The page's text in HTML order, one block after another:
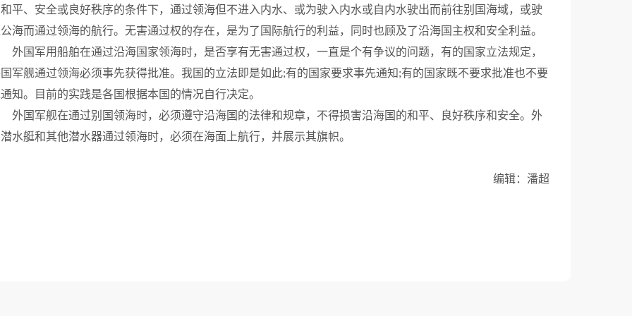
平、安全或良好秩序的条件下，通过领海但不进入内水、或为驶入内水或自内水驶出而前往别国海域，或驶
海而通过领海的航行。无害通过权的存在，是为了国际航行的利益，同时也顾及了沿海国主权和安全利益。
军用船舶在通过沿海国家领海时，是否享有无害通过权，一直是个有争议的问题，有的国家立法规定，
军舰通过领海必须事先获得批准。我国的立法即是如此;有的国家要求事先通知;有的国家既不要求批准也不要
知。目前的实践是各国根据本国的情况自行决定。
军舰在通过别国领海时，必须遵守沿海国的法律和规章，不得损害沿海国的和平、良好秩序和安全。外
水艇和其他潜水器通过领海时，必须在海面上航行，并展示其旗帜。
编辑：潘超